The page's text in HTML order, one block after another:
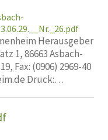
Herausgeber
1, 86663 Asbach-
Fax: (0906) 2969-40
Druck:…